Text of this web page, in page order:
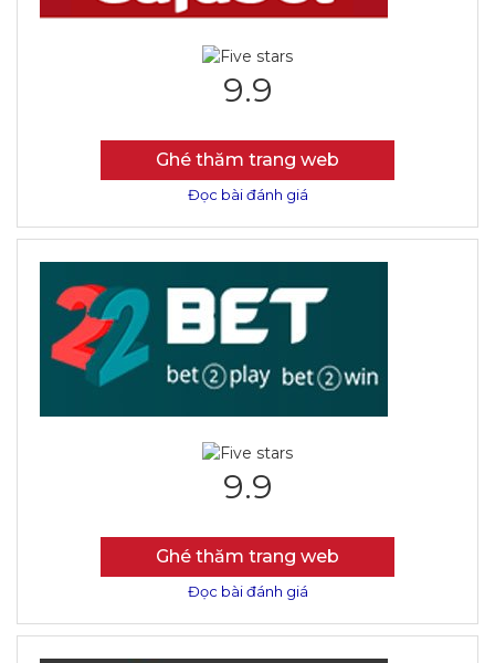
9.9
Ghé thăm trang web
Đọc bài đánh giá
9.9
Ghé thăm trang web
Đọc bài đánh giá